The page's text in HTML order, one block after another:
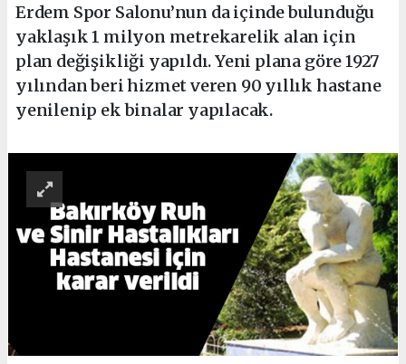
Erdem Spor Salonu’nun da içinde bulunduğu
yaklaşık 1 milyon metrekarelik alan için
plan değişikliği yapıldı. Yeni plana göre 1927
yılından beri hizmet veren 90 yıllık hastane
yenilenip ek binalar yapılacak.